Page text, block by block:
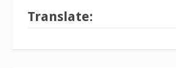
Translate: